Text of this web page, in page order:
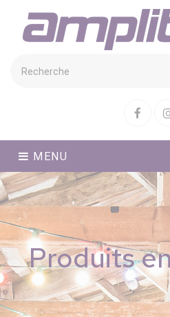
MENU
Produits
Cookies management panel